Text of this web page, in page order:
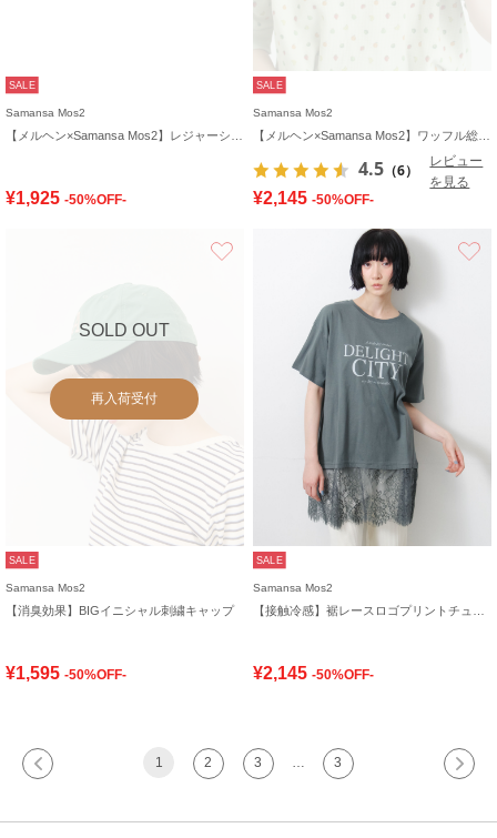
SALE
Samansa Mos2
¥1,925 -50%OFF-
SALE
Samansa Mos2
4.5 （6）
レビュー
を見る
¥2,145 -50%OFF-
SOLD OUT
再入荷受付
SALE
Samansa Mos2
【消臭効果】BIGイニシャル刺繍キャップ
¥1,595 -50%OFF-
SALE
Samansa Mos2
¥2,145 -50%OFF-
1 2 3 3